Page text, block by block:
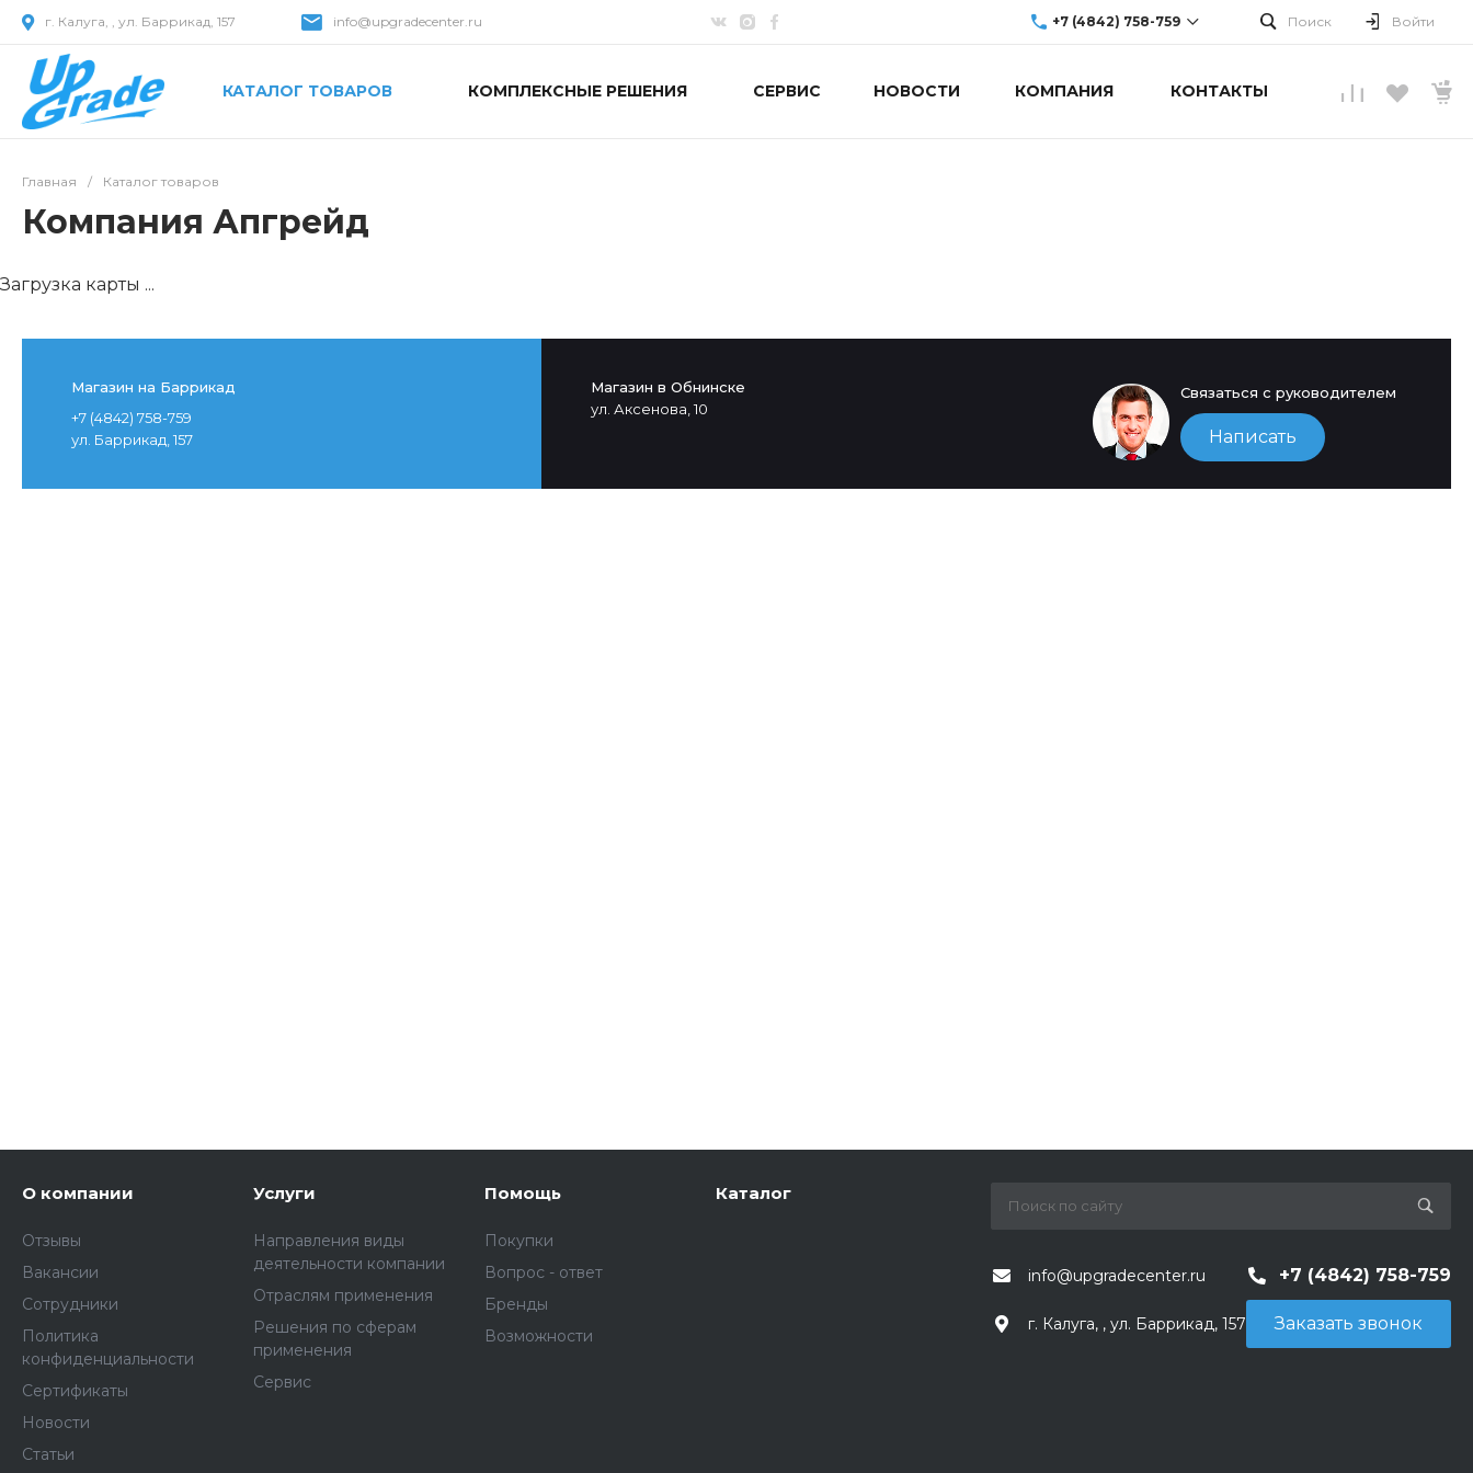
г. Калуга, , ул. Баррикад, 157 info@upgradecenter.ru +7 (4842) 758-759
г. Обнинск, ул.
Поиск Войти
КАТАЛОГ ТОВАРОВ КОМПЛЕКСНЫЕ РЕШЕНИЯ СЕРВИС НОВОСТИ КОМПАНИЯ КОНТАКТЫ
Главная / Каталог товаров
Компания Апгрейд
Магазин на Баррикад
+7 (4842) 758-759
ул. Баррикад, 157
Магазин в Обнинске
ул. Аксенова, 10
Связаться с руководителем
Написать
Загрузка карты ...
О компании
Отзывы
Вакансии
Сотрудники
Политика
конфиденциальности
Сертификаты
Новости
Статьи
Услуги
Направления виды
деятельности компании
Отраслям применения
Решения по сферам
применения
Сервис
Помощь
Покупки
Вопрос - ответ
Бренды
Возможности
Каталог
info@upgradecenter.ru +7 (4842) 758-759
г. Калуга, , ул. Баррикад, 157 Заказать звонок